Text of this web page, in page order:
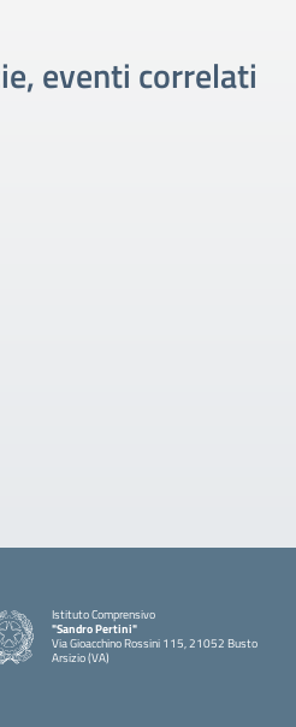
eventi correlati
Istituto Comprensivo
"Sandro Pertini"
Via Gioacchino Rossini 115, 21052 Busto
Arsizio (VA)